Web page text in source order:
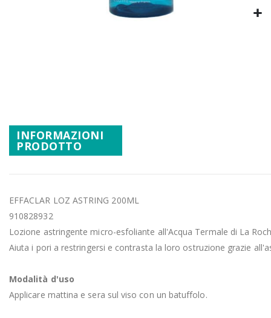
Promozioni
INFORMAZIONI
PRODOTTO
EFFACLAR LOZ ASTRING 200ML
910828932
Lozione astringente micro-esfoliante all'Acqua Termale di La
Aiuta i pori a restringersi e contrasta la loro ostruzione grazie
Modalità d'uso
Applicare mattina e sera sul viso con un batuffolo.